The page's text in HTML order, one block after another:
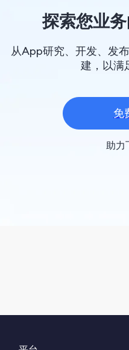
探索您业
从App研究、开发、发
建，以满
免
助力